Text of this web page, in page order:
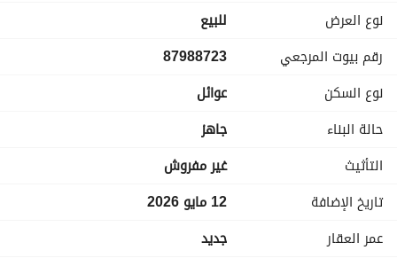
تتميز الشقة بتصميم ذكي ومداخل مستقلة:
المداخل: مدخلين للشقة (خصوصية تامة).
قسم الرجال: مجلس رجال واسع + دورة مياه.
قسم العائلة: صالة عائلية + مطبخ.
الأجنحة والنوم:
غرفة نوم ماستر (رئيسية).
غرفة نوم إضافية.
دورة مياه.
سطح خارجي صغير.
سطح داخلي كبير (مثالي للجلسات العائلية).
كود 1
نوع العرض
للبيع
رقم بيوت المرجعي
87988723
نوع السكن
عوائل
حالة البناء
جاهز
التأثيث
غير مفروش
تاريخ الإضافة
12 مايو 2026
عمر العقار
جديد